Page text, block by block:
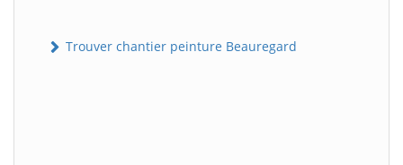
Trouver chantier peinture Beauregard